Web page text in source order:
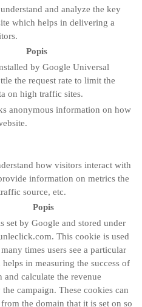
and analyze the key
which helps in delivering a
Popis
by Google Universal
the request rate to limit the
on high traffic sites.
anonymous information on how
how visitors interact with
information on metrics the
source, etc.
Popis
set by Google and stored under
This cookie is used
times users see a particular
in measuring the success of
and calculate the revenue
the campaign. These cookies can
the domain that it is set on so